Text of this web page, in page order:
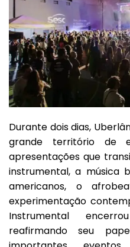
Durante dois dias,
grande território de
apresentações que
instrumental, a música
americanos, o
experimentação
Instrumental
reafirmando seu